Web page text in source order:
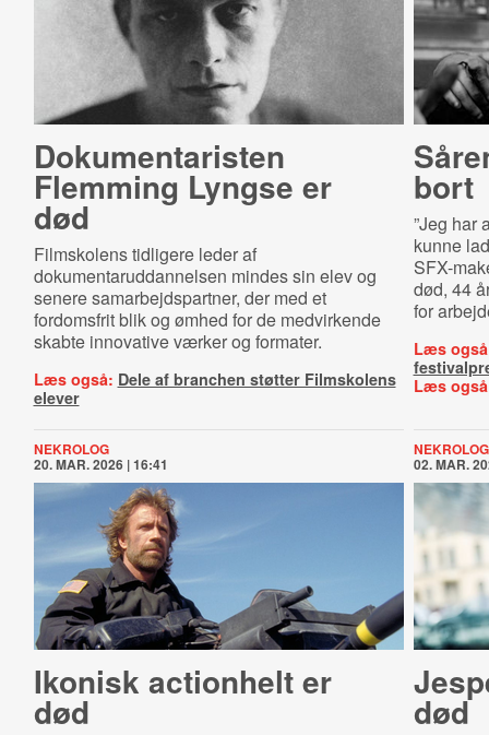
Do­ku­men­ta­ri­sten
Flemming Lyngse er
død
Filmskolens tidligere leder af
dokumentaruddannelsen mindes sin elev og
senere samarbejdspartner, der med et
fordomsfrit blik og ømhed for de medvirkende
skabte innovative værker og formater.
Læs også: Dele af branchen støtter Filmskolens
elever
bort
”Jeg har
kunne
SFX-
død, 44
for
Læs
Læs
NEKROLOG
20. MAR. 2026 | 16:41
Ikonisk actionhelt er
død
NEKROLOG
02. MAR.
død